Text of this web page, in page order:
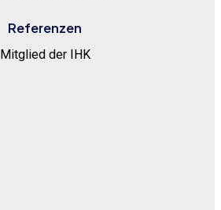
Referenzen
Mitglied der IHK